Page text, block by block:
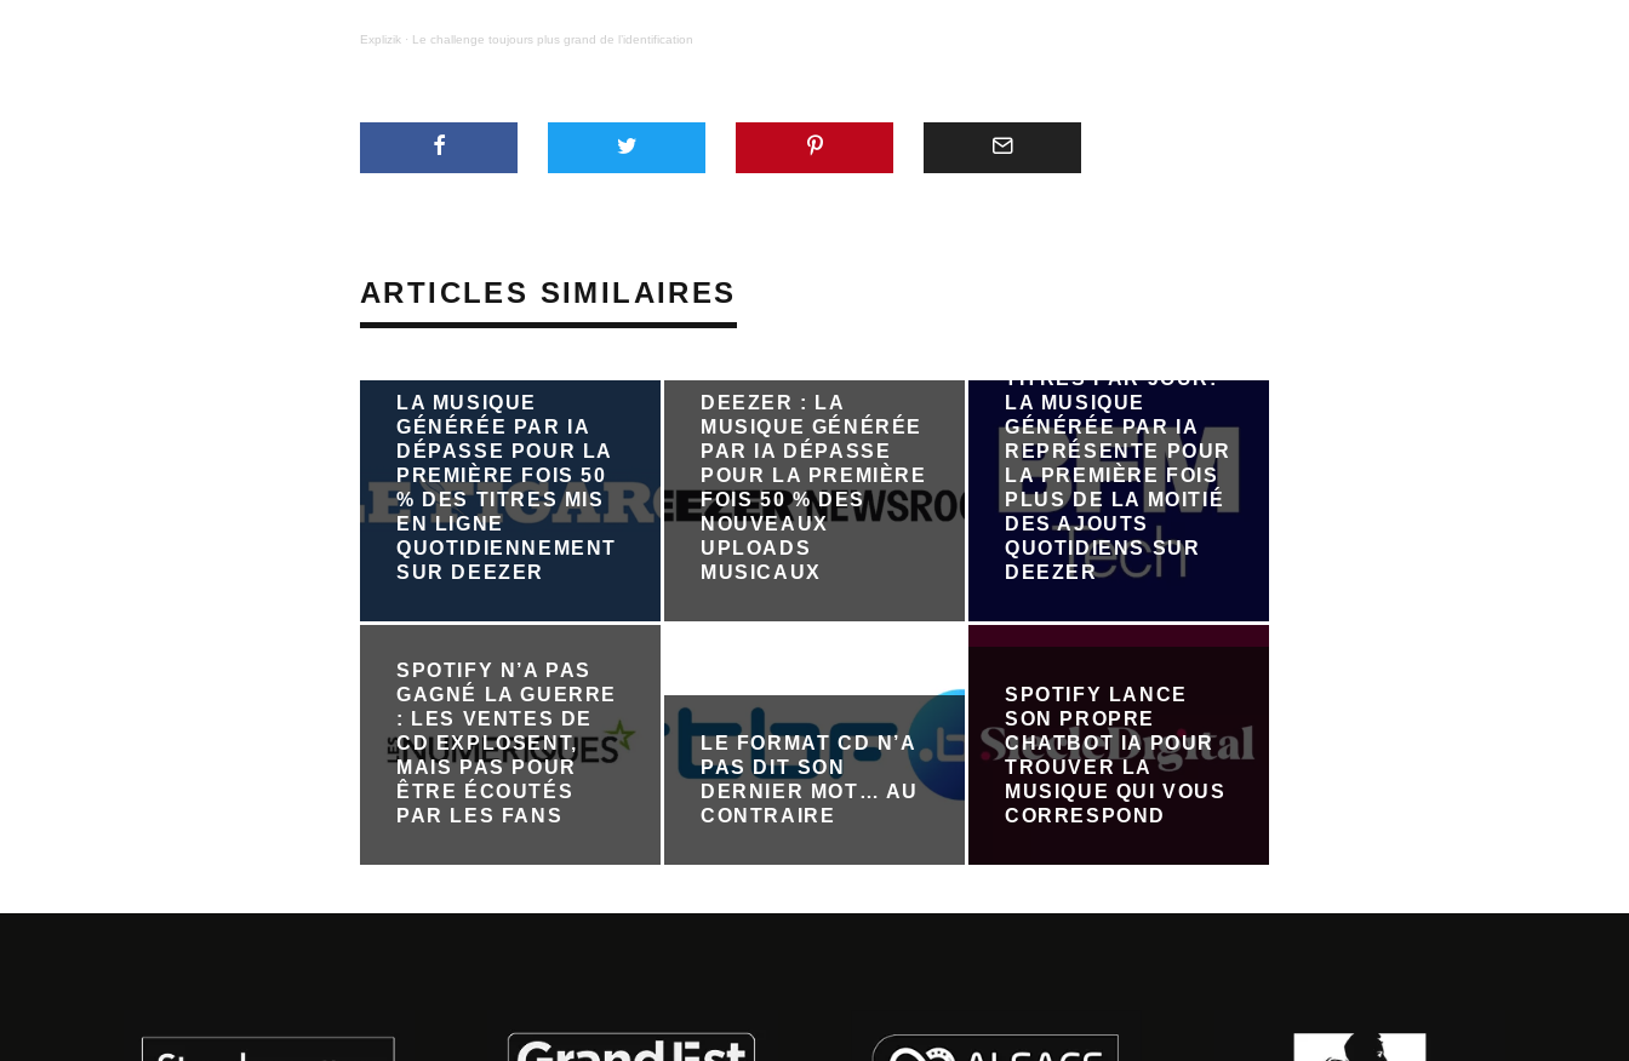
Explizik · Le challenge toujours plus grand de l’identification
ARTICLES SIMILAIRES
LA MUSIQUE
GÉNÉRÉE PAR IA
DÉPASSE POUR LA
PREMIÈRE FOIS 50
% DES TITRES MIS
EN LIGNE
QUOTIDIENNEMENT
SUR DEEZER
DEEZER : LA
MUSIQUE GÉNÉRÉE
PAR IA DÉPASSE
POUR LA PREMIÈRE
FOIS 50 % DES
NOUVEAUX
UPLOADS
MUSICAUX
TITRES PAR JOUR:
LA MUSIQUE
GÉNÉRÉE PAR IA
REPRÉSENTE POUR
LA PREMIÈRE FOIS
PLUS DE LA MOITIÉ
DES AJOUTS
QUOTIDIENS SUR
DEEZER
SPOTIFY N’A PAS
GAGNÉ LA GUERRE
: LES VENTES DE
CD EXPLOSENT,
MAIS PAS POUR
ÊTRE ÉCOUTÉS
PAR LES FANS
LE FORMAT CD N’A
PAS DIT SON
DERNIER MOT… AU
CONTRAIRE
SPOTIFY LANCE
SON PROPRE
CHATBOT IA POUR
TROUVER LA
MUSIQUE QUI VOUS
CORRESPOND